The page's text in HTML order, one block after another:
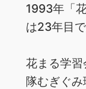
1993年「
は23年目
花まる学
隊むぎぐ